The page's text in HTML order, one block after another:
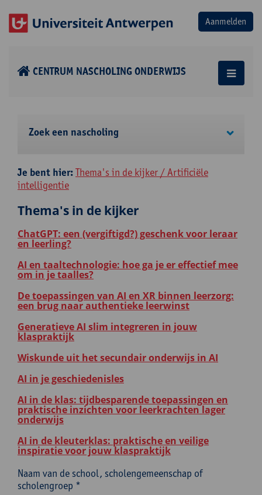
CENTRUM NASCHOLING ONDERWIJS
Zoek een nascholing
Je bent hier:Thema's in de kijker / Artificiële
intelligentie
Thema's in de kijker
ChatGPT: een (vergiftigd?) geschenk voor leraar
en leerling?
AI en taaltechnologie: hoe ga je er effectief mee
om in je taalles?
De toepassingen van AI en XR binnen leerzorg:
een brug naar authentieke leerwinst
Generatieve AI slim integreren in jouw
klaspraktijk
Wiskunde uit het secundair onderwijs in AI
AI in je geschiedenisles
AI in de klas: tijdbesparende toepassingen en
praktische inzichten voor leerkrachten lager
onderwijs
AI in de kleuterklas: praktische en veilige
inspiratie voor jouw klaspraktijk
Naam van de school, scholengemeenschap of
scholengroep *